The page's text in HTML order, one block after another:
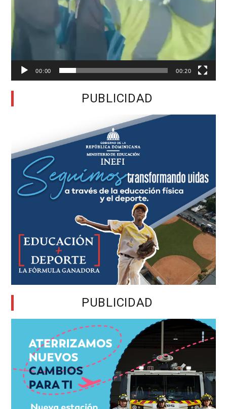
00:00 00:20
PUBLICIDAD
PUBLICIDAD